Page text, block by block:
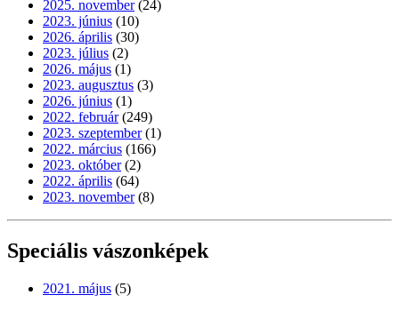
2025. november (24)
2023. június (10)
2026. április (30)
2023. július (2)
2026. május (1)
2023. augusztus (3)
2026. június (1)
2022. február (249)
2023. szeptember (1)
2022. március (166)
2023. október (2)
2022. április (64)
2023. november (8)
Speciális vászonképek
2021. május (5)